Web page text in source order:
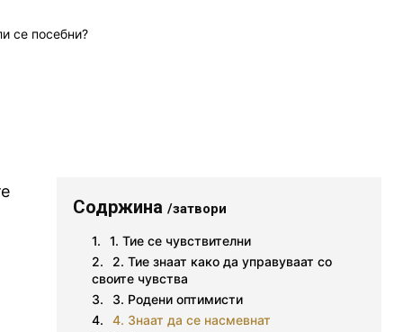
Содржина/затвори
1. Тие се чувствителни
2. Тие знаат како да управуваат со
своите чувства
3. Родени оптимисти
4. Знаат да се насмевнат